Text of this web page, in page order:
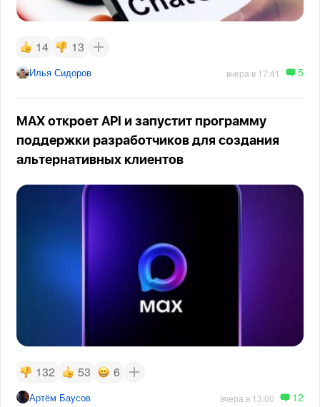
14 13
Илья Сидоров вчера в 17:41 5
MAX откроет API и запустит программу
поддержки разработчиков для создания
альтернативных клиентов
132 53 6
Артём Баусов вчера в 13:00 12